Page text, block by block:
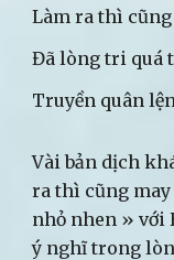
Làm ra thì
Đã lòng tri
Truyền quân
Vài bản dịch
ra thì cũng
nhỏ nhen » với
ý nghĩ trong